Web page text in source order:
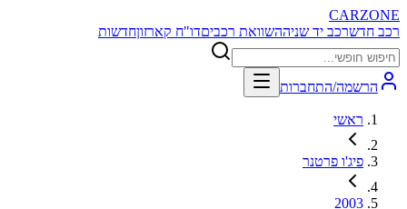
CARZONE
רכב חדשרכב יד שניההשוואת רכביםדו"ח קארזוןחדשות
הרשמה/התחברות
ראשי
פיג'ו פרטנר
2003